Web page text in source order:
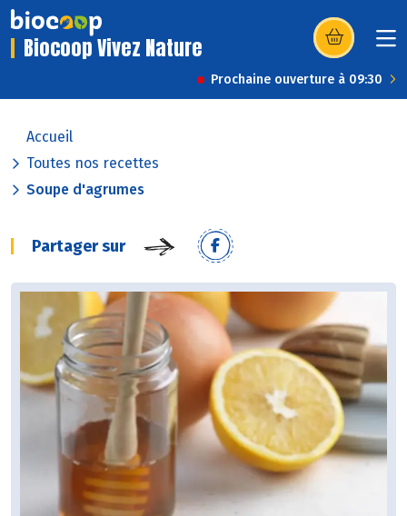
Biocoop Vivez Nature (s’ouvre dans
Prochaine ouverture à 09:30
Accueil
Toutes nos recettes
Soupe d'agrumes
Partager sur